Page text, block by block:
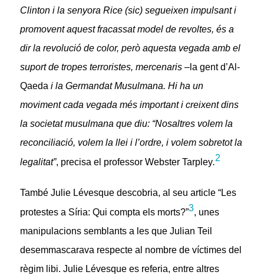
Clinton i la senyora Rice (sic) segueixen impulsant i
promovent aquest fracassat model de revoltes, és a
dir la revolució de color, però aquesta vegada amb el
suport de tropes terroristes, mercenaris –la gent d’Al-
Qaeda i la Germandat Musulmana. Hi ha un
moviment cada vegada més important i creixent dins
la societat musulmana que diu: “Nosaltres volem la
reconciliació, volem la llei i l’ordre, i volem sobretot la
legalitat”, precisa el professor Webster Tarpley.2
També Julie Lévesque descobria, al seu article “Les
protestes a Síria: Qui compta els morts?”3, unes
manipulacions semblants a les que Julian Teil
desemmascarava respecte al nombre de víctimes del
règim libi. Julie Lévesque es referia, entre altres